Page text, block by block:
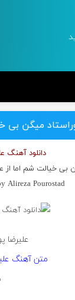
میگن بی
دانلود آهنگ
بی خیالت شم اما از
Alireza Pourostad
علیرضا
متن آهنگ